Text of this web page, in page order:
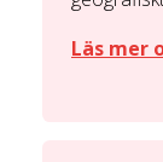
Läs mer